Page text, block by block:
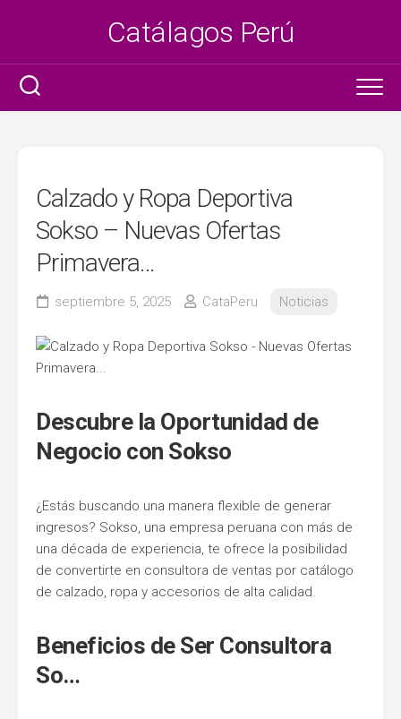
Catálagos Perú
Tottus
Azaleia
Metro
Plaza Vea
Entel
Calzado y Ropa Deportiva
Sokso – Nuevas Ofertas
Primavera…
septiembre 5, 2025 CataPeru Noticias
Descubre la Oportunidad de
Negocio con Sokso
¿Estás buscando una manera flexible de generar
ingresos? Sokso, una empresa peruana con más de
una década de experiencia, te ofrece la posibilidad
de convertirte en consultora de ventas por catálogo
de calzado, ropa y accesorios de alta calidad.
Beneficios de Ser Consultora
So…